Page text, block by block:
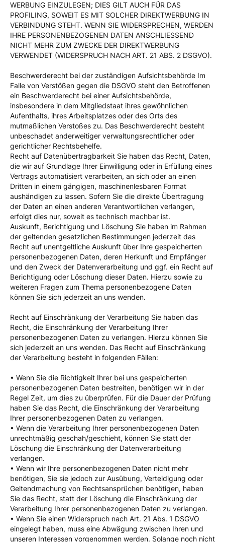
WERBUNG EINZULEGEN; DIES GILT AUCH FÜR DAS
PROFILING, SOWEIT ES MIT SOLCHER DIREKTWERBUNG IN
VERBINDUNG STEHT. WENN SIE WIDERSPRECHEN, WERDEN
IHRE PERSONENBEZOGENEN DATEN ANSCHLIESSEND
NICHT MEHR ZUM ZWECKE DER DIREKTWERBUNG
VERWENDET (WIDERSPRUCH NACH ART. 21 ABS. 2 DSGVO).
Beschwerde­recht bei der zuständigen Aufsichts­behörde Im
Falle von Verstößen gegen die DSGVO steht den Betroffenen
ein Beschwerderecht bei einer Aufsichtsbehörde,
insbesondere in dem Mitgliedstaat ihres gewöhnlichen
Aufenthalts, ihres Arbeitsplatzes oder des Orts des
mutmaßlichen Verstoßes zu. Das Beschwerderecht besteht
unbeschadet anderweitiger verwaltungsrechtlicher oder
gerichtlicher Rechtsbehelfe.
Recht auf Daten­übertrag­barkeit Sie haben das Recht, Daten,
die wir auf Grundlage Ihrer Einwilligung oder in Erfüllung eines
Vertrags automatisiert verarbeiten, an sich oder an einen
Dritten in einem gängigen, maschinenlesbaren Format
aushändigen zu lassen. Sofern Sie die direkte Übertragung
der Daten an einen anderen Verantwortlichen verlangen,
erfolgt dies nur, soweit es technisch machbar ist.
Auskunft, Berichtigung und Löschung Sie haben im Rahmen
der geltenden gesetzlichen Bestimmungen jederzeit das
Recht auf unentgeltliche Auskunft über Ihre gespeicherten
personenbezogenen Daten, deren Herkunft und Empfänger
und den Zweck der Datenverarbeitung und ggf. ein Recht auf
Berichtigung oder Löschung dieser Daten. Hierzu sowie zu
weiteren Fragen zum Thema personenbezogene Daten
können Sie sich jederzeit an uns wenden.
Recht auf Einschränkung der Verarbeitung Sie haben das
Recht, die Einschränkung der Verarbeitung Ihrer
personenbezogenen Daten zu verlangen. Hierzu können Sie
sich jederzeit an uns wenden. Das Recht auf Einschränkung
der Verarbeitung besteht in folgenden Fällen:
• Wenn Sie die Richtigkeit Ihrer bei uns gespeicherten
personenbezogenen Daten bestreiten, benötigen wir in der
Regel Zeit, um dies zu überprüfen. Für die Dauer der Prüfung
haben Sie das Recht, die Einschränkung der Verarbeitung
Ihrer personenbezogenen Daten zu verlangen.
• Wenn die Verarbeitung Ihrer personenbezogenen Daten
unrechtmäßig geschah/geschieht, können Sie statt der
Löschung die Einschränkung der Datenverarbeitung
verlangen.
• Wenn wir Ihre personenbezogenen Daten nicht mehr
benötigen, Sie sie jedoch zur Ausübung, Verteidigung oder
Geltendmachung von Rechtsansprüchen benötigen, haben
Sie das Recht, statt der Löschung die Einschränkung der
Verarbeitung Ihrer personenbezogenen Daten zu verlangen.
• Wenn Sie einen Widerspruch nach Art. 21 Abs. 1 DSGVO
eingelegt haben, muss eine Abwägung zwischen Ihren und
unseren Interessen vorgenommen werden. Solange noch nicht